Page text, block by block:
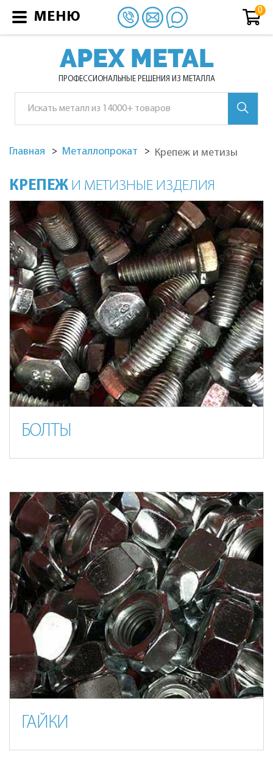
APEX METAL
ПРОФЕССИОНАЛЬНЫЕ РЕШЕНИЯ ИЗ МЕТАЛЛА
Главная Металлопрокат Крепеж и метизы
КРЕПЕЖ И МЕТИЗНЫЕ ИЗДЕЛИЯ
БОЛТЫ
ГАЙКИ
МЕНЮ